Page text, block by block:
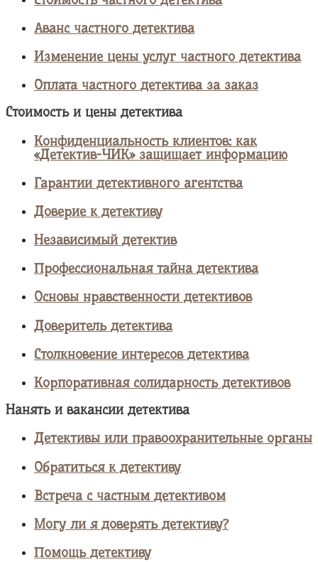
Аванс частного детектива
Изменение цены услуг частного детектива
Оплата частного детектива за заказ
Стоимость и цены детектива
Конфиденциальность клиентов: как
«Детектив-ЧИК» защищает информацию
Гарантии детективного агентства
Доверие к детективу
Независимый детектив
Профессиональная тайна детектива
Основы нравственности детективов
Доверитель детектива
Столкновение интересов детектива
Корпоративная солидарность детективов
Нанять и вакансии детектива
Детективы или правоохранительные органы
Обратиться к детективу
Встреча с частным детективом
Могу ли я доверять детективу?
Помощь детективу